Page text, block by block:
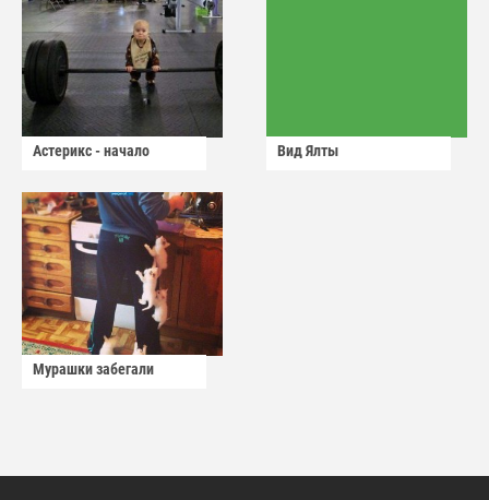
Астерикс - начало Вид Ялты
Мурашки забегали